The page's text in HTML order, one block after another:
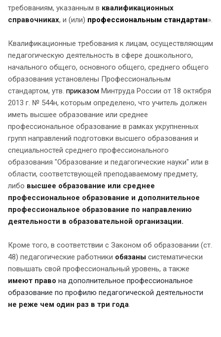
требованиям, указанным в квалификационных
справочниках, и (или) профессиональным стандартам».
Квалификационные требования к лицам, осуществляющим
педагогическую деятельность в сфере дошкольного,
начального общего, основного общего, среднего общего
образования установлены Профессиональным
стандартом, утв. приказом Минтруда России от 18 октября
2013 г. № 544н, которым определено, что учитель должен
иметь высшее образование или среднее
профессиональное образование в рамках укрупненных
групп направлений подготовки высшего образования и
специальностей среднего профессионального
образования "Образование и педагогические науки" или в
области, соответствующей преподаваемому предмету,
либо высшее образование или среднее
профессиональное образование и дополнительное
профессиональное образование по направлению
деятельности в образовательной организации.
Кроме того, в соответствии с Законом об образовании (ст.
48) педагогические работники обязаны систематически
повышать свой профессиональный уровень, а также
имеют право на дополнительное профессиональное
образование по профилю педагогической деятельности
не реже чем один раз в три года.